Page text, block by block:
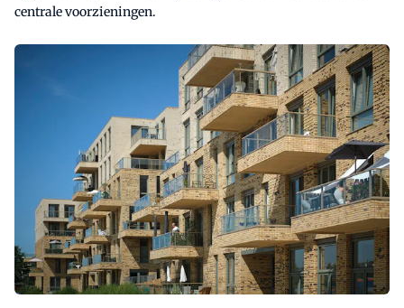
centrale voorzieningen.